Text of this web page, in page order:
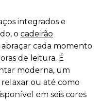
integrados e
o cadeirão
cada momento
de leitura. É
moderna, um
ou até como
em seis cores